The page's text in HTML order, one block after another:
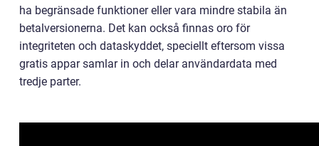
ha begränsade funktioner eller vara mindre stabila än
betalversionerna. Det kan också finnas oro för
integriteten och dataskyddet, speciellt eftersom vissa
gratis appar samlar in och delar användardata med
tredje parter.